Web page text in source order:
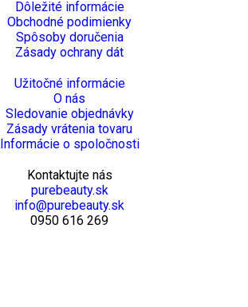
Dôležité informácie
Obchodné podimienky
Spôsoby doručenia
Zásady ochrany dát
Užitočné informácie
O nás
Sledovanie objednávky
Zásady vrátenia tovaru
Informácie o spoločnosti
Kontaktujte nás
purebeauty.sk
info@purebeauty.sk
0950 616 269